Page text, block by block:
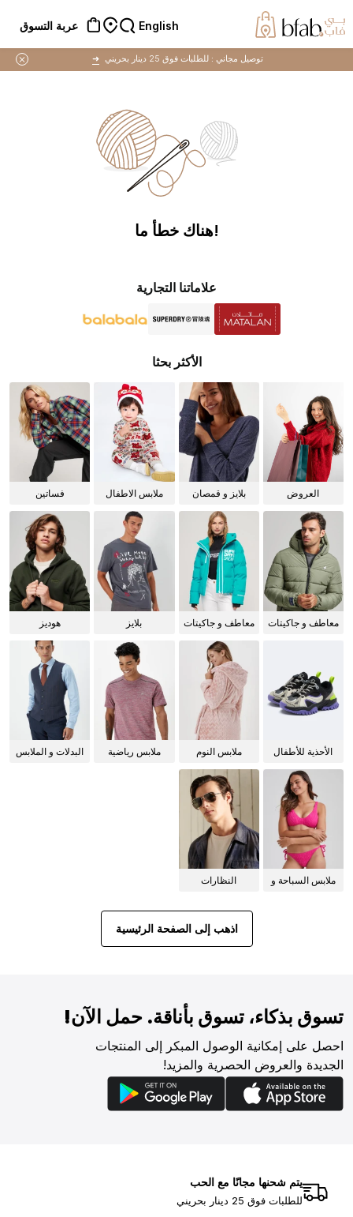
English عربة التسوق
توصيل مجاني :للطلبات فوق 25 دينار بحريني ➜
!هناك خطأ ما
علاماتنا التجارية
الأكثر بحثا
العروض
بلايز و قمصان
ملابس الاطفال فساتين
معاطف و جاكيتات
معاطف و جاكيتات
بلايز هوديز
الأحذية للأطفال
ملابس النوم
ملابس رياضية
البدلات و الملابس
ملابس السباحة و
النظارات
اذهب إلى الصفحة الرئيسية
تسوق بذكاء، تسوق بأناقة. حمل الآن!
احصل على إمكانية الوصول المبكر إلى المنتجات
الجديدة والعروض الحصرية والمزيد!
يتم شحنها مجانًا مع الحب
للطلبات فوق 25 دينار بحريني